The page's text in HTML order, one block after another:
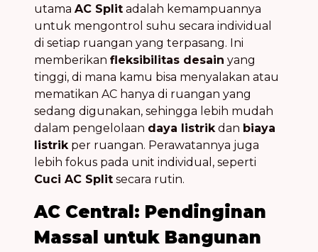
utama AC Split adalah kemampuannya
untuk mengontrol suhu secara individual
di setiap ruangan yang terpasang. Ini
memberikan fleksibilitas desain yang
tinggi, di mana kamu bisa menyalakan atau
mematikan AC hanya di ruangan yang
sedang digunakan, sehingga lebih mudah
dalam pengelolaan daya listrikdan biaya
listrikper ruangan. Perawatannya juga
lebih fokus pada unit individual, seperti
Cuci AC Split secara rutin.
AC Central: Pendinginan
Massal untuk Bangunan